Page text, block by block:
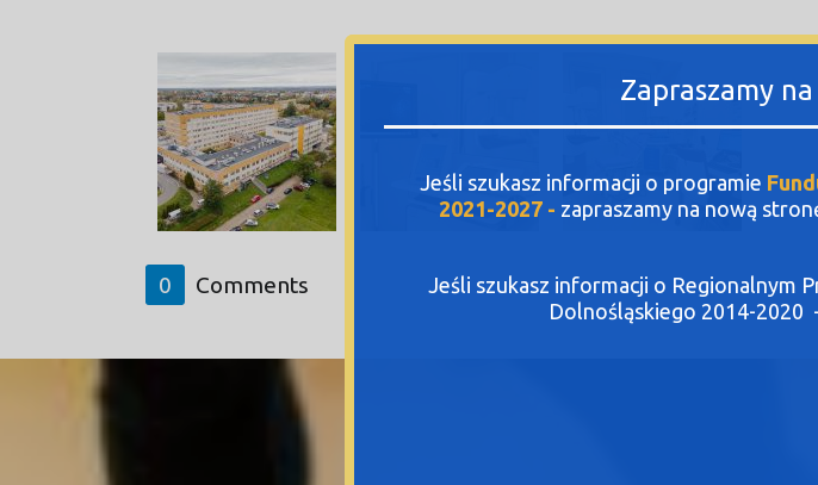
0 Comments
Zapraszamy
Jeśli szukasz informacji o programie
2021-2027 - zapraszamy na nową
Jeśli szukasz informacji o Regionalnym
Dolnośląskiego 2014-2020